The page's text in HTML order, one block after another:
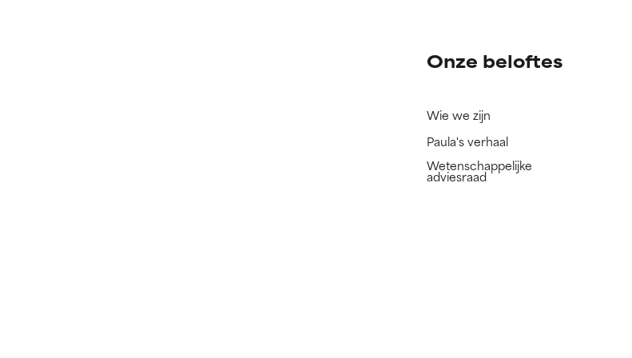
Onze beloftes
Wie we zijn
Paula's verhaal
Wetenschappelijke
adviesraad